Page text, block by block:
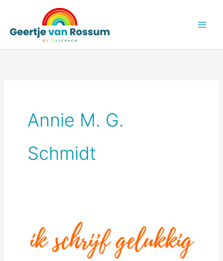
inhoud
Annie M. G.
Schmidt
gedichten